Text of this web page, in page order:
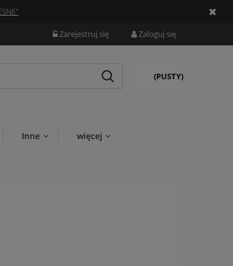
Zarejestruj się Zaloguj się
(PUSTY)
Inne więcej